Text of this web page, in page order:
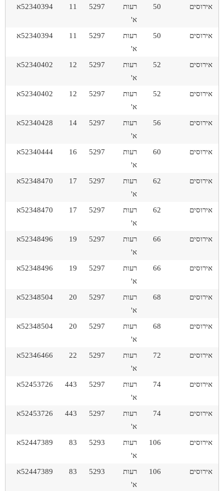
אירוסים 50
רעות
א'
5297
11 52340394א
אירוסים 50
רעות
א'
5297
11 52340394א
אירוסים 52
רעות
א'
5297
12 52340402א
אירוסים 52
רעות
א'
5297
12 52340402א
אירוסים 56
רעות
א'
5297
14 52340428א
אירוסים 60
רעות
א'
5297
16 52340444א
אירוסים 62
רעות
א'
5297
17 52348470א
אירוסים 62
רעות
א'
5297
17 52348470א
אירוסים 66
רעות
א'
5297
19 52348496א
אירוסים 66
רעות
א'
5297
19 52348496א
אירוסים 68
רעות
א'
5297
20 52348504א
אירוסים 68
רעות
א'
5297
20 52348504א
אירוסים 72
רעות
א'
5297
22 52346466א
אירוסים 74
רעות
א'
5297
443 52453726א
אירוסים 74
רעות
א'
5297
443 52453726א
אירוסים 106
רעות
א'
5293
83 52447389א
אירוסים 106
רעות
א'
5293
83 52447389א